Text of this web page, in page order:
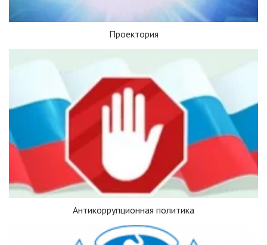
Проектория
Антикоррупционная политика